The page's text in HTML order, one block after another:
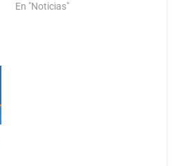
En "Noticias"